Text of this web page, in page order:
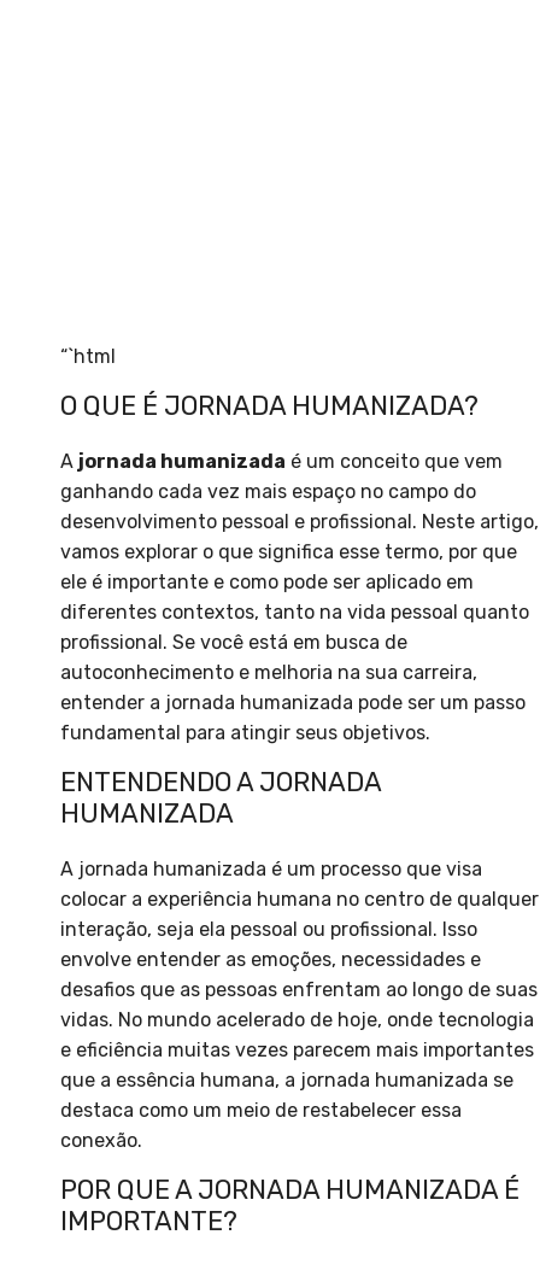
“`html
O QUE É JORNADA HUMANIZADA?
A jornada humanizada é um conceito que vem
ganhando cada vez mais espaço no campo do
desenvolvimento pessoal e profissional. Neste artigo,
vamos explorar o que significa esse termo, por que
ele é importante e como pode ser aplicado em
diferentes contextos, tanto na vida pessoal quanto
profissional. Se você está em busca de
autoconhecimento e melhoria na sua carreira,
entender a jornada humanizada pode ser um passo
fundamental para atingir seus objetivos.
ENTENDENDO A JORNADA
HUMANIZADA
A jornada humanizada é um processo que visa
colocar a experiência humana no centro de qualquer
interação, seja ela pessoal ou profissional. Isso
envolve entender as emoções, necessidades e
desafios que as pessoas enfrentam ao longo de suas
vidas. No mundo acelerado de hoje, onde tecnologia
e eficiência muitas vezes parecem mais importantes
que a essência humana, a jornada humanizada se
destaca como um meio de restabelecer essa
conexão.
POR QUE A JORNADA HUMANIZADA É
IMPORTANTE?